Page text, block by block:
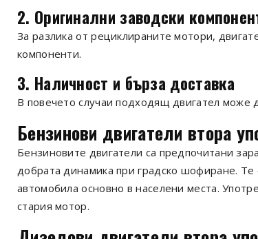
2. Оригинални заводски
За разлика от рециклираните мотори,
компоненти.
3. Наличност и бърза доставка
В повечето случаи подходящ двигател може
Бензинови двигатели втора
Бензиновите двигатели са предпочитани
добрата динамика при градско шофиране. Те
автомобила основно в населени места.
стария мотор.